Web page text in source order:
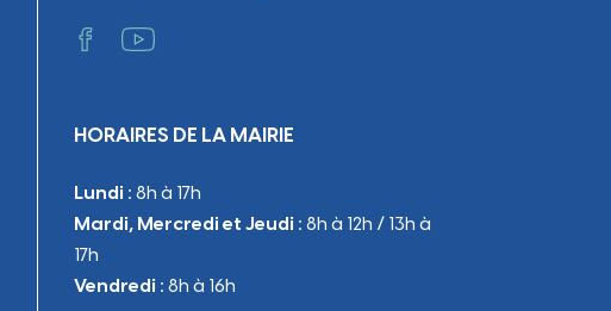
HORAIRES DE LA MAIRIE
Lundi : 8h à 17h
Mardi, Mercredi et Jeudi : 8h à 12h / 13h à
17h
Vendredi : 8h à 16h